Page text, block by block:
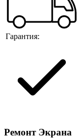
Гарантия:
Ремонт Экрана